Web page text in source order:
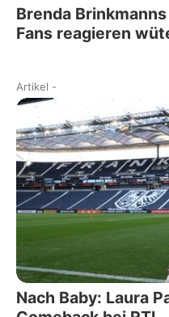
Brenda
Fans reagieren
Artikel -
Nach Baby: Laura